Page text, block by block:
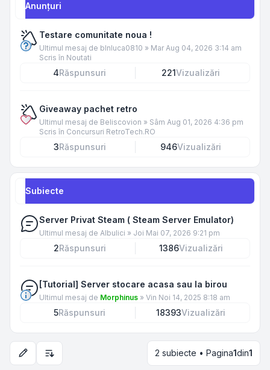
Anunţuri
Testare comunitate noua !
Ultimul mesaj de blnluca0810 » Mar Aug 04, 2026 3:14 am
Scris în Noutati
4Răspunsuri 221Vizualizări
Giveaway pachet retro
Ultimul mesaj de Beliscovion » Sâm Aug 01, 2026 4:36 pm
Scris în Concursuri RetroTech.RO
3Răspunsuri 946Vizualizări
Subiecte
Server Privat Steam ( Steam Server Emulator)
Ultimul mesaj de Albulici » Joi Mai 07, 2026 9:21 pm
2Răspunsuri 1386Vizualizări
[Tutorial] Server stocare acasa sau la birou
Ultimul mesaj de Morphinus » Vin Noi 14, 2025 8:18 am
5Răspunsuri 18393Vizualizări
Opțiuni de sortare și afișare 2 subiecte • Pagina1din1